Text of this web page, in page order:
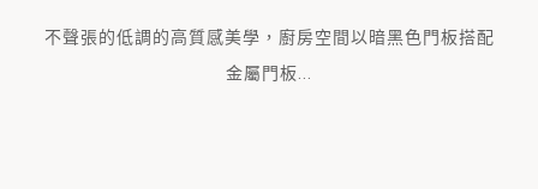
不聲張的低調的高質感美學， 廚房空間以暗黑色門板搭配
金屬門板